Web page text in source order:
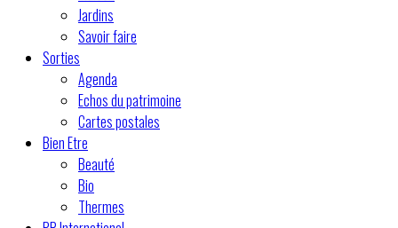
Jardins
Savoir faire
Sorties
Agenda
Echos du patrimoine
Cartes postales
Bien Etre
Beauté
Bio
Thermes